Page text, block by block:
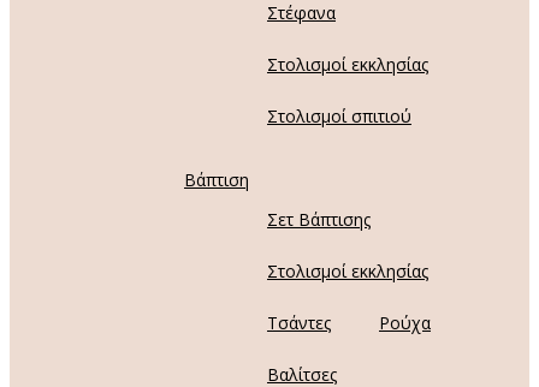
Στέφανα
Στολισμοί εκκλησίας
Στολισμοί σπιτιού
Βάπτιση
Σετ Βάπτισης
Στολισμοί εκκλησίας
Τσάντες Ρούχα
Βαλίτσες